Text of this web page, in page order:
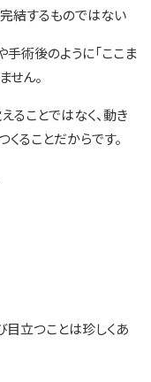
完結するものではない
術後のように「ここま
せん。
ることではなく、動き
ることだからです。
目立つことは珍しくあ